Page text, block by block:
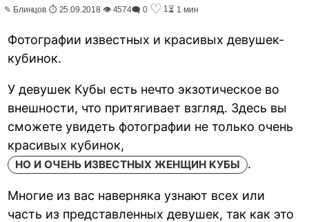
✎ Блинцов ⏱ 25.09.2018 👁 4574🗨 0 ♡ 1⏳ 1 мин
Фотографии известных и красивых девушек-
кубинок.
У девушек Кубы есть нечто экзотическое во
внешности, что притягивает взгляд. Здесь вы
сможете увидеть фотографии не только очень
красивых кубинок,
НО И ОЧЕНЬ ИЗВЕСТНЫХ ЖЕНЩИН КУБЫ .
Многие из вас наверняка узнают всех или
часть из представленных девушек, так как это